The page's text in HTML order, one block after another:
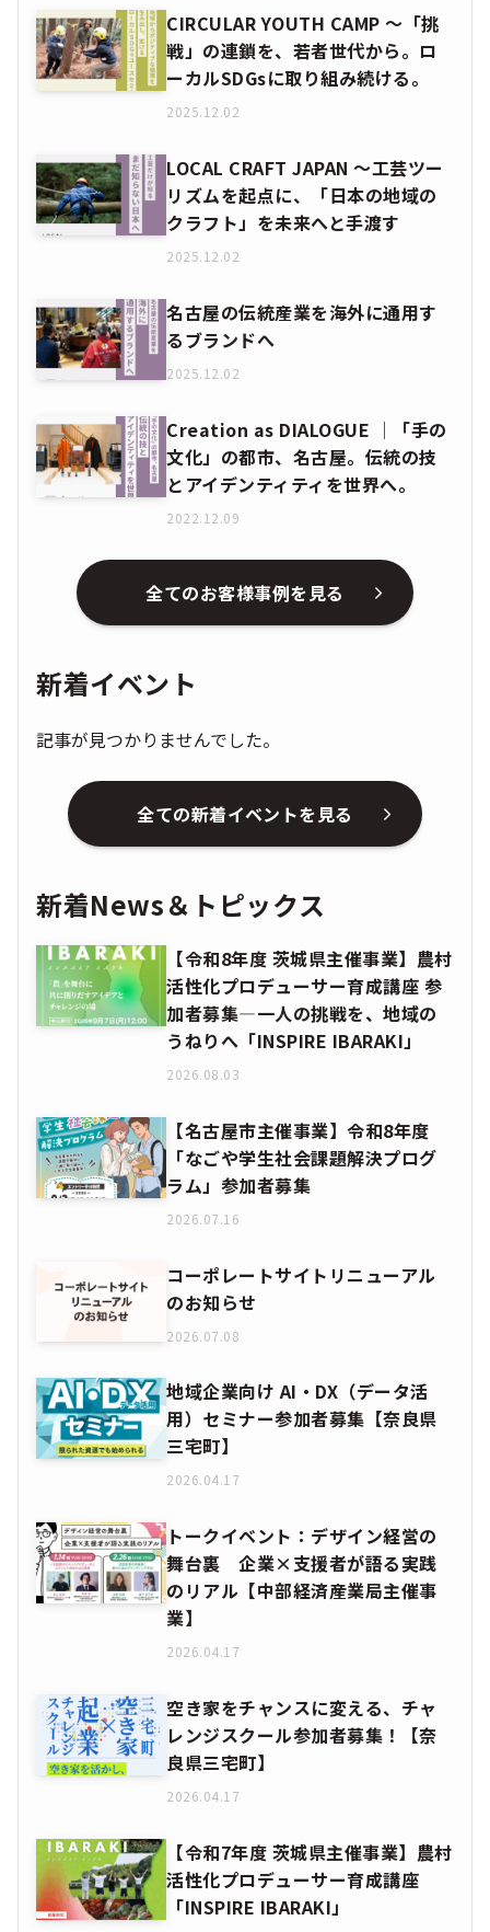
LOCAL CRAFT JAPAN ～工芸ツー
リズムを起点に、「日本の地域の
クラフト」を未来へと手渡す
2025.12.02
名古屋の伝統産業を海外に通用す
るブランドへ
文化」の都市、名古屋。伝統の技
とアイデンティティを世界へ。
2022.12.09
全てのお客様事例を見る
新着イベント
記事が見つかりませんでした。
全ての新着イベントを見る
新着News＆トピックス
【令和8年度 茨城県主催事業】農村
活性化プロデューサー育成講座 参
うねりへ「INSPIRE IBARAKI」
【名古屋市主催事業】令和8年度
「なごや学生社会課題解決プログ
ラム」参加者募集
2026.07.16
コーポレートサイトリニューアル
のお知らせ
用）セミナー参加者募集【奈良県
三宅町】
2026.04.17
トークイベント：デザイン経営の
舞台裏 企業×支援者が語る実践
のリアル【中部経済産業局主催事
業】
空き家をチャンスに変える、チャ
レンジスクール参加者募集！【奈
良県三宅町】
2026.04.17
【令和7年度 茨城県主催事業】農村
活性化プロデューサー育成講座
「INSPIRE IBARAKI」
2026.04.17
宮崎県の食関連商品集まれ！
【MIYAZAKI FOOD AWARD
2026】募集開始します！